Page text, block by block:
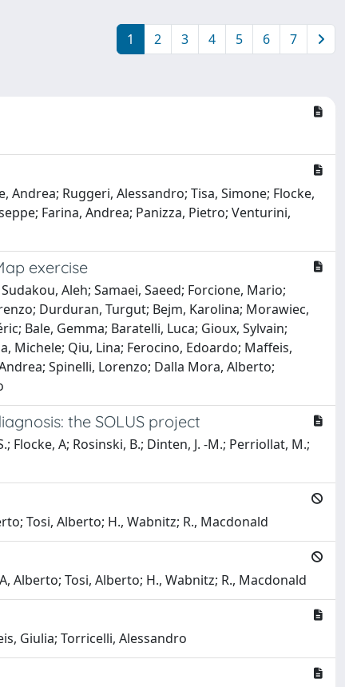
1 2 3 4 5 6 7
Andrea; Ruggeri, Alessandro; Tisa, Simone; Flocke,
Farina, Andrea; Panizza, Pietro; Venturini,
exercise
Aleh; Samaei, Saeed; Forcione, Mario;
Durduran, Turgut; Bejm, Karolina; Morawiec,
Bale, Gemma; Baratelli, Luca; Gioux, Sylvain;
Michele; Qiu, Lina; Ferocino, Edoardo; Maffeis,
Spinelli, Lorenzo; Dalla Mora, Alberto;
the SOLUS project
Flocke, A; Rosinski, B.; Dinten, J. -M.; Perriollat, M.;
Tosi, Alberto; H., Wabnitz; R., Macdonald
Alberto; Tosi, Alberto; H., Wabnitz; R., Macdonald
Giulia; Torricelli, Alessandro